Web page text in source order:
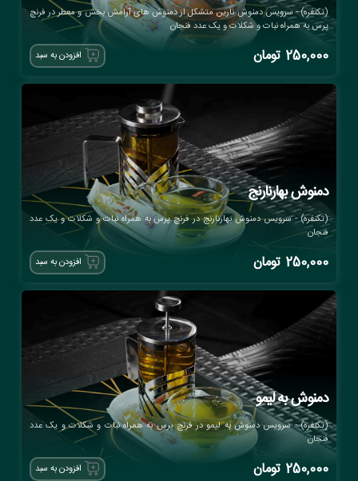
(تکنفره) - سرویس دمنوش نارین متشکل از دمنوش های آرامش بخش و معطر در فرنچ
پرس به همراه نبات و شکلات و یک عدد فنجان
250,000 تومان افزودن به سبد
دمنوش بهارنارنج
(تکنفره) - سرویس دمنوش بهارنارنج در فرنچ پرس به همراه نبات و شکلات و یک عدد
فنجان
250,000 تومان افزودن به سبد
دمنوش به لیمو
(تکنفره) - سرویس دمنوش به لیمو در فرنچ پرس به همراه نبات و شکلات و یک عدد
فنجان
250,000 تومان افزودن به سبد